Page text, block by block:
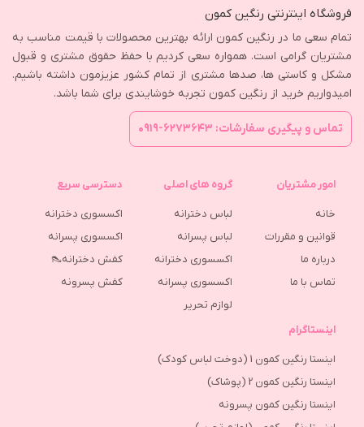
فروشگاه اینترنتی رنگین کمون
تمام سعی ما در رنگین کمون ارائه بهترین محصولات با قیمت مناسب به
مشتریان گرامی است. همواره سعی کردیم با حفظ حقوق مشتری و قبول
مشکل و کاستی ها، صدها مشتری از تمام کشور عزیزمون داشته باشیم.
امیدواریم خرید از رنگین کمون تجربه خوشایندی برای شما باشد.
تماس و پیگیری سفارشات: ۶۲۷۳۶۴۳-۰۹۱۹
امور مشتریان
خانه
قوانین و مقررات
درباره ما
تماس با ما
گروه های اصلی
لباس دخترانه
لباس پسرانه
اکسسوری دخترانه
اکسسوری پسرانه
لوازم تحریر
دسترسی سریع
اکسسوری دخترانه
اکسسوری پسرانه
کفش دخترانه👠
كفش پسرونه
اینستاگرام
اینستا رنگین کمون 1 (دوخت لباس کودک)
اینستا رنگین کمون 2 (پوشاک)
اینستا رنگین کمون پسرونه